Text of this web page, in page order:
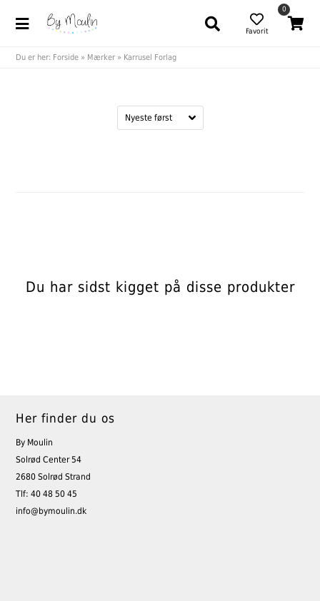
Favorit
0
Du er her: Forside » Mærker » Karrusel Forlag
Du har sidst kigget på disse produkter
Her finder du os
By Moulin
Solrød Center 54
2680 Solrød Strand
Tlf: 40 48 50 45
info@bymoulin.dk